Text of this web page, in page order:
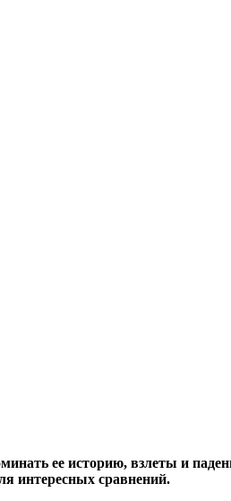
ее историю, взлеты и
интересных сравнений.